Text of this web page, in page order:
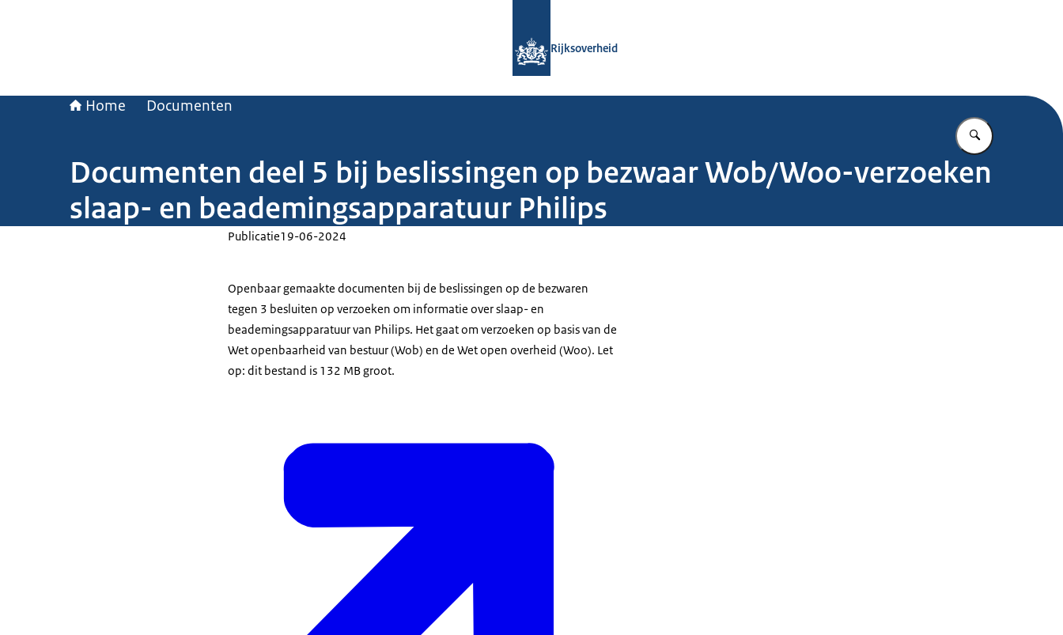
Rijksoverheid
Home Documenten
Vul in wat u
Documenten deel 5 bij beslissingen op bezwaar Wob/Woo-verzoeken
slaap- en beademingsapparatuur Philips
Publicatie19-06-2024
Openbaar gemaakte documenten bij de beslissingen op de bezwaren
tegen 3 besluiten op verzoeken om informatie over slaap- en
beademingsapparatuur van Philips. Het gaat om verzoeken op basis van de
Wet openbaarheid van bestuur (Wob) en de Wet open overheid (Woo). Let
op: dit bestand is 132 MB groot.